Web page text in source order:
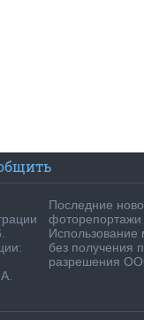
Последние
фоторепортажи
Использование
без получения
разрешения